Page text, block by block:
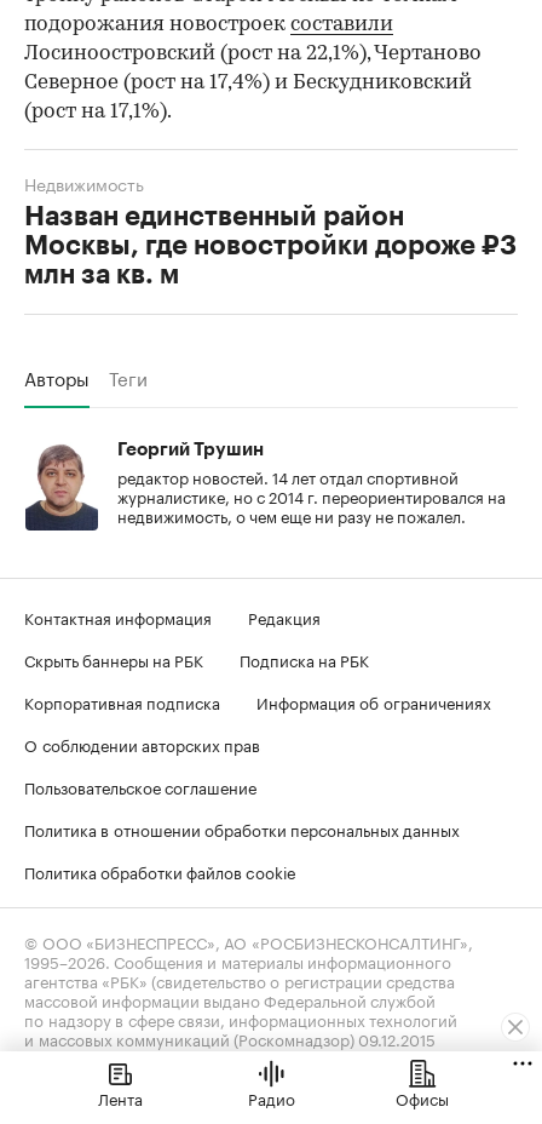
подорожания новостроек составили
Лосиноостровский (рост на 22,1%), Чертаново
Северное (рост на 17,4%) и Бескудниковский
(рост на 17,1%).
Назван единственный район
Москвы, где новостройки дороже ₽3
млн за кв. м
Недвижимость
Авторы Теги
Георгий Трушин
редактор новостей. 14 лет отдал спортивной
журналистике, но с 2014 г. переориентировался на
недвижимость, о чем еще ни разу не пожалел.
Контактная информация
Редакция
Скрыть баннеры на РБК
Подписка на РБК
Корпоративная подписка
Информация об ограничениях
О соблюдении авторских прав
Пользовательское соглашение
Политика в отношении обработки персональных данных
Политика обработки файлов cookie
© ООО «БИЗНЕСПРЕСС», АО «РОСБИЗНЕСКОНСАЛТИНГ»,
1995–2026 . Сообщения и материалы информационного
агентства «РБК» (свидетельство о регистрации средства
массовой информации выдано Федеральной службой
по надзору в сфере связи, информационных технологий
и массовых коммуникаций (Роскомнадзор) 09.12.2015
за номером ИА №ФС77-63848) и сетевого издания «РБК»
(свидетельство о регистрации средства массовой информации
выдано Федеральной службой по надзору в сфере связи,
информационных технологий и массовых коммуникаций
Лента Радио Офисы